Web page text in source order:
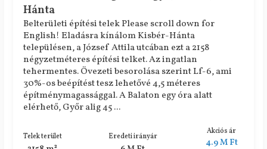
Hánta
Belterületi építési telek Please scroll down for
English! Eladásra kínálom Kisbér-Hánta
településen, a József Attila utcában ezt a 2158
négyzetméteres építési telket. Az ingatlan
tehermentes. Övezeti besorolása szerint Lf-6, ami
30%-os beépítést tesz lehetővé 4,5 méteres
építménymagassággal. A Balaton egy óra alatt
elérhető, Győr alig 45 ...
Telek terület Eredeti irányár
Akciós ár
4.9 M Ft